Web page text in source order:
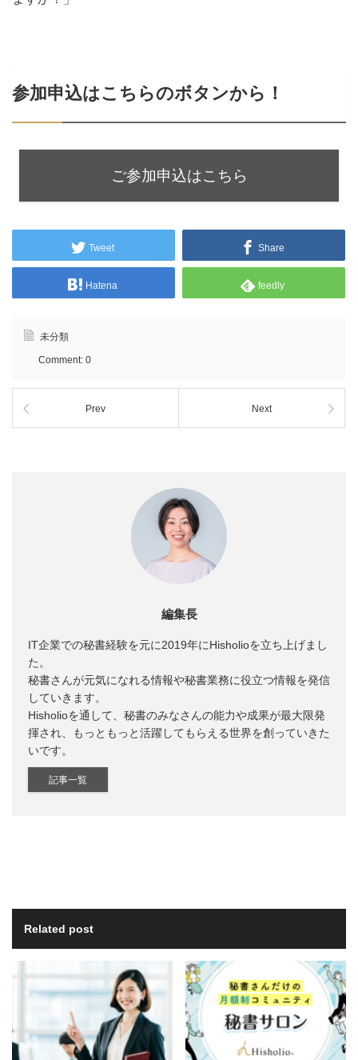
参加申込はこちらのボタンから！
ご参加申込はこちら
Tweet Share
Hatena feedly
未分類
Comment: 0
Prev Next
編集長
IT企業での秘書経験を元に2019年にHisholioを立ち上げまし
た。
秘書さんが元気になれる情報や秘書業務に役立つ情報を発信
していきます。
Hisholioを通して、秘書のみなさんの能力や成果が最大限発
揮され、もっともっと活躍してもらえる世界を創っていきた
いです。
記事一覧
Related post